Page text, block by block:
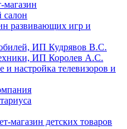
магазин
салон
развивающих игр и
ИП Кудрявов В.С.
ИП Королев А.С.
настройка телевизоров и
магазин детских товаров